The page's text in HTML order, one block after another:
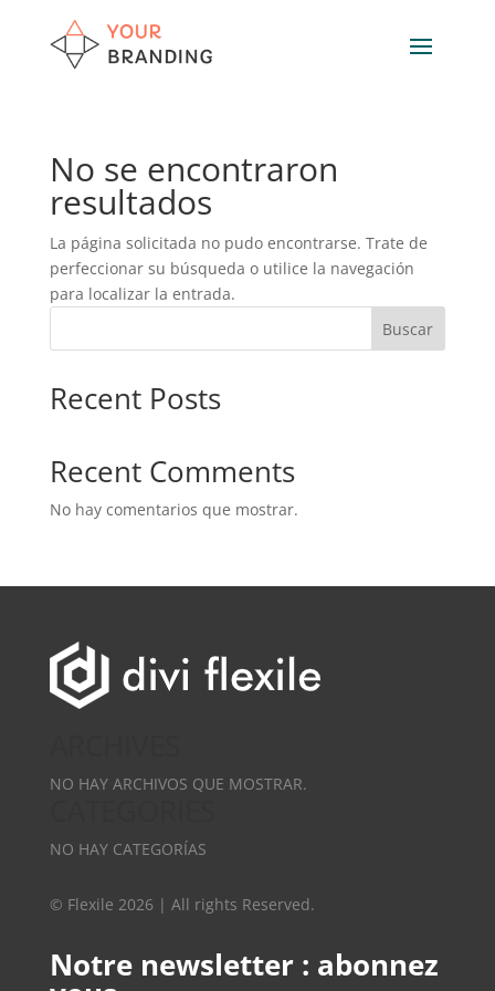
No se encontraron
resultados
La página solicitada no pudo encontrarse. Trate de
perfeccionar su búsqueda o utilice la navegación
para localizar la entrada.
Buscar
Recent Posts
Recent Comments
No hay comentarios que mostrar.
NO HAY ARCHIVOS QUE MOSTRAR.
NO HAY CATEGORÍAS
© Flexile 2026 | All rights Reserved.
Notre newsletter : abonnez